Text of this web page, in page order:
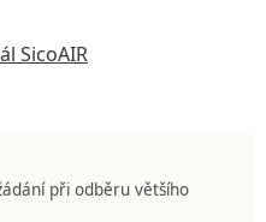
SicoAIR
při odběru většího